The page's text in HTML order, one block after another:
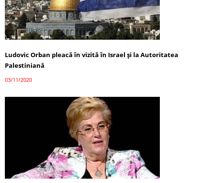
Ludovic Orban pleacă în vizită în Israel și la Autoritatea
Palestiniană
03/11/2020